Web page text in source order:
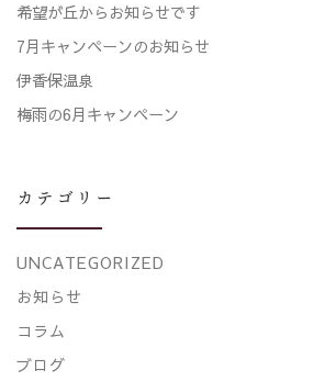
希望が丘からお知らせです
7月キャンペーンのお知らせ
伊香保温泉
梅雨の6月キャンペーン
カテゴリー
UNCATEGORIZED
お知らせ
コラム
ブログ